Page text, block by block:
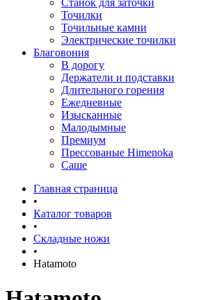
Станок для заточки
Точилки
Точильные камни
Электрические точилки
Благовония
В дорогу
Держатели и подставки
Длительного горения
Ежедневные
Изысканные
Малодымные
Премиум
Прессованые Himenoka
Саше
Главная страница
•
Каталог товаров
•
Складные ножи
•
Hatamoto